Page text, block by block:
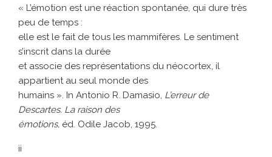
« L’émotion est une réaction spontanée, qui dure très
peu de temps :
elle est le fait de tous les mammifères. Le sentiment
s’inscrit dans la durée
et associe des représentations du néocortex, il
appartient au seul monde des
humains ». In Antonio R. Damasio, L’erreur de
Descartes. La raison des
émotions, éd. Odile Jacob, 1995.
ii